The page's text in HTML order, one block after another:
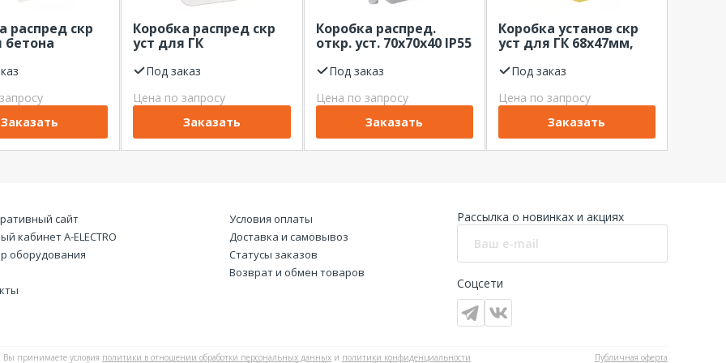
распред скр
бетона
мм с
Systeme
Заказать
Коробка распред скр
уст для ГК
100х100х50мм, крышка
Systeme Electric
Под заказ
Цена по запросу
Заказать
Коробка распред.
откр. уст. 70х70х40 IP55
серая Systeme Electric
Под заказ
Цена по запросу
Заказать
Коробка установ скр
уст для ГК 68х47мм,
Systeme Electric
Под заказ
Цена по запросу
Заказать
сайт
кабинет А-ELECTRO
оборудования
Условия оплаты
Доставка и самовывоз
Статусы заказов
Возврат и обмен товаров
Рассылка о новинках и акциях
Соцсети
Вы принимаете условия политики в отношении обработки персональных данных и политики конфиденциальности Публичная оферта